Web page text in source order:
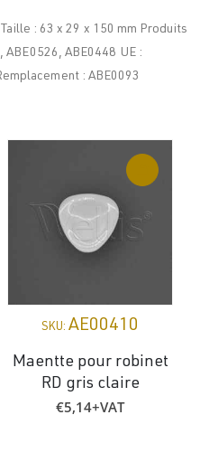
: 63 x 29 x 150 mm Produits
ABE0448 UE :
: ABE0093
SKU: AE00410
Maentte pour robinet
RD gris claire
€5,14+VAT